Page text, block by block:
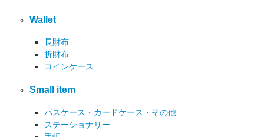
Wallet
長財布
折財布
コインケース
Small item
パスケース・カードケース・その他
ステーショナリー